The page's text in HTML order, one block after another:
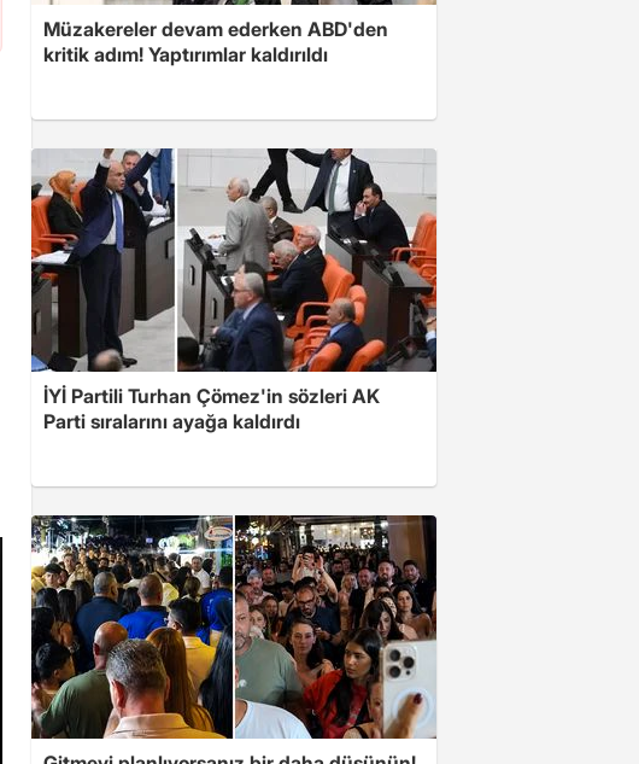
Müzakereler devam ederken ABD'den
kritik adım! Yaptırımlar kaldırıldı
İYİ Partili Turhan Çömez'in sözleri AK
Parti sıralarını ayağa kaldırdı